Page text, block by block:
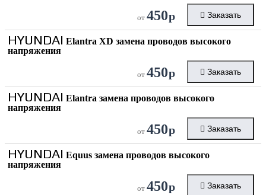
от 450р Заказать
HYUNDAI Elantra XD замена проводов высокого
напряжения
от 450р Заказать
HYUNDAI Elantra замена проводов высокого
напряжения
от 450р Заказать
HYUNDAI Equus замена проводов высокого
напряжения
от 450р Заказать